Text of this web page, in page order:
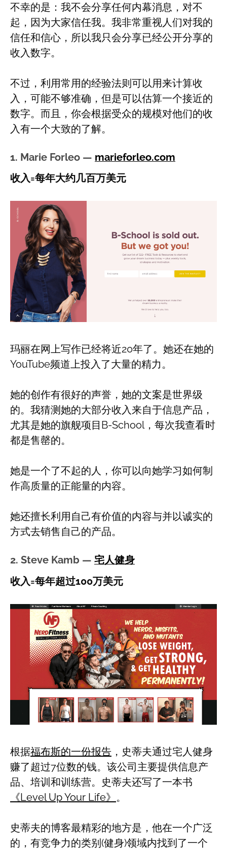
不幸的是：我不会分享任何内幕消息，对不
起，因为大家信任我。我非常重视人们对我的
信任和信心，所以我只会分享已经公开分享的
收入数字。
不过，利用常用的经验法则可以用来计算收
入，可能不够准确，但是可以估算一个接近的
数字。而且，你会根据受众的规模对他们的收
入有一个大致的了解。
1. Marie Forleo — marieforleo.com
收入=每年大约几百万美元
玛丽在网上写作已经将近20年了。她还在她的
YouTube频道上投入了大量的精力。
她的创作有很好的声誉，她的文案是世界级
的。我猜测她的大部分收入来自于信息产品，
尤其是她的旗舰项目B-School，每次我查看时
都是售罄的。
她是一个了不起的人，你可以向她学习如何制
作高质量的正能量的内容。
她还擅长利用自己有价值的内容与并以诚实的
方式去销售自己的产品。
2. Steve Kamb — 宅人健身
收入=每年超过100万美元
根据福布斯的一份报告 ，史蒂夫通过宅人健身
赚了超过7位数的钱。该公司主要提供信息产
品、培训和训练营。史蒂夫还写了一本书
《Level Up Your Life》 。
史蒂夫的博客最精彩的地方是，他在一个广泛
的，有竞争力的类别(健身)领域内找到了一个